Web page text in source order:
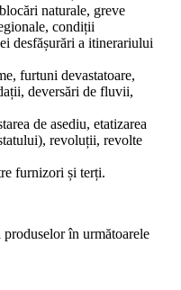
naturale, greve
condiții
desfășurări a itinerariului
furtuni devastatoare,
deversări de fluvii,
de asediu, etatizarea
revoluții, revolte
furnizori și terți.
în următoarele